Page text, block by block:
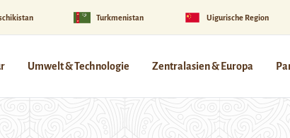
Turkmenistan Uigurische Region
Umwelt & Technologie Zentralasien & Europa